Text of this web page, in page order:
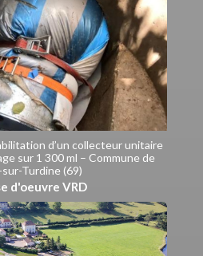
d’un collecteur unitaire
sur 1 300 ml – Commune de
Turdine (69)
d'oeuvre VRD